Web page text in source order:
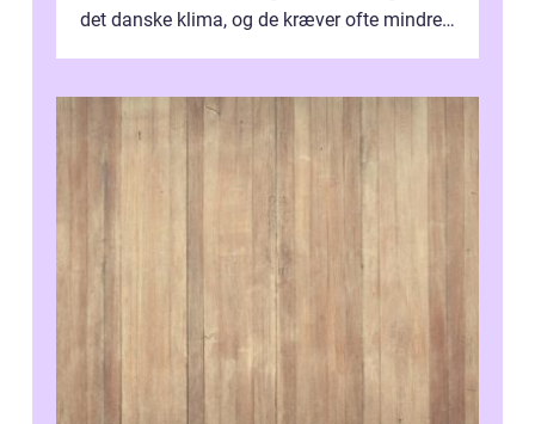
det danske klima, og de kræver ofte mindre